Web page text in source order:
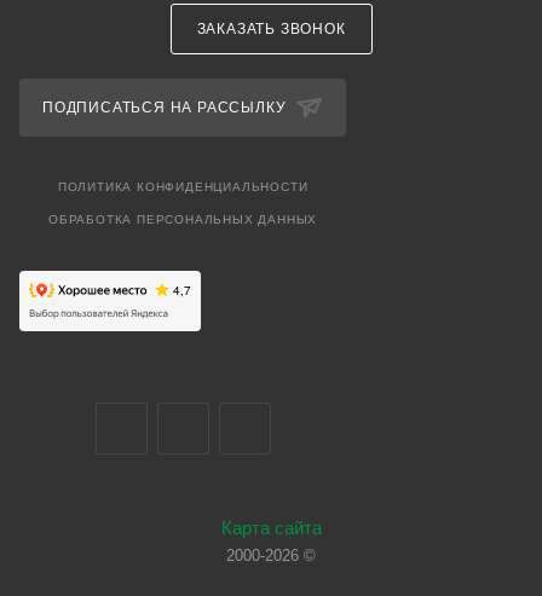
ЗАКАЗАТЬ ЗВОНОК
ПОДПИСАТЬСЯ НА РАССЫЛКУ
ПОЛИТИКА КОНФИДЕНЦИАЛЬНОСТИ
ОБРАБОТКА ПЕРСОНАЛЬНЫХ ДАННЫХ
Карта сайта
2000-2026 ©